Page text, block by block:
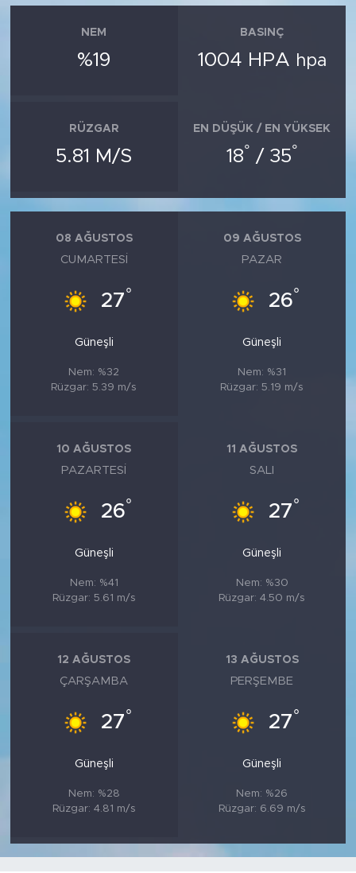
NEM
%19
BASINÇ
1004 HPA hpa
RÜZGAR
5.81 M/S
EN DÜŞÜK / EN YÜKSEK
18° / 35°
08 AĞUSTOS
CUMARTESI
27°
Güneşli
Nem: %32
Rüzgar: 5.39 m/s
09 AĞUSTOS
PAZAR
26°
Güneşli
Nem: %31
Rüzgar: 5.19 m/s
10 AĞUSTOS
PAZARTESI
26°
Güneşli
Nem: %41
Rüzgar: 5.61 m/s
11 AĞUSTOS
SALI
27°
Güneşli
Nem: %30
Rüzgar: 4.50 m/s
12 AĞUSTOS
ÇARŞAMBA
27°
Güneşli
Nem: %28
Rüzgar: 4.81 m/s
13 AĞUSTOS
PERŞEMBE
27°
Güneşli
Nem: %26
Rüzgar: 6.69 m/s